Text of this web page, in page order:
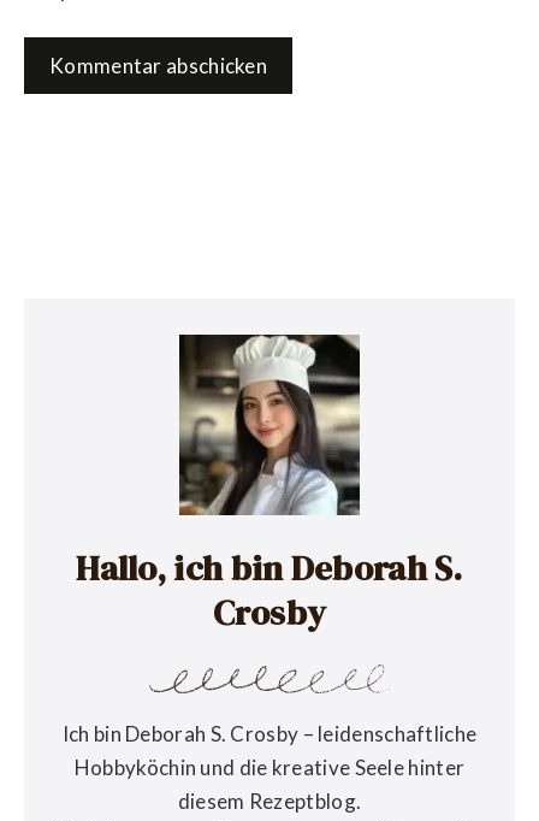
Hallo, ich bin Deborah S.
Crosby
Ich bin Deborah S. Crosby – leidenschaftliche
Hobbyköchin und die kreative Seele hinter
diesem Rezeptblog.